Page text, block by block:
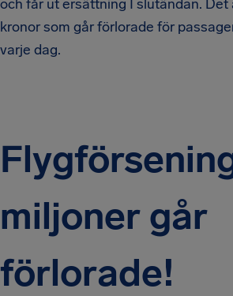
och får ut ersättning I slutändan. Det
kronor som går förlorade för
varje dag.
miljoner går
förlorade!